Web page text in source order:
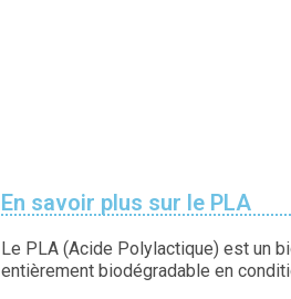
En savoir plus sur le PLA
Le PLA (Acide Polylactique) est un
entièrement biodégradable en